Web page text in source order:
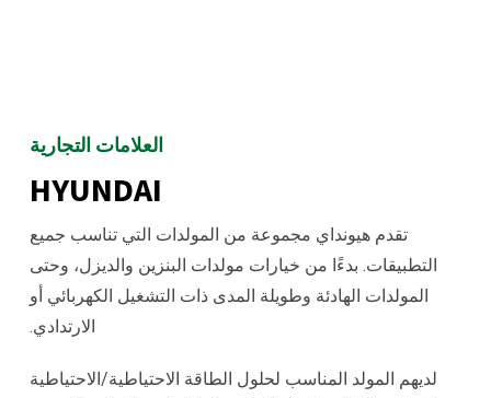
العلامات التجارية
HYUNDAI
تقدم هيونداي مجموعة من المولدات التي تناسب جميع
التطبيقات. بدءًا من خيارات مولدات البنزين والديزل، وحتى
المولدات الهادئة وطويلة المدى ذات التشغيل الكهربائي أو
الارتدادي.
لديهم المولد المناسب لحلول الطاقة الاحتياطية/الاحتياطية